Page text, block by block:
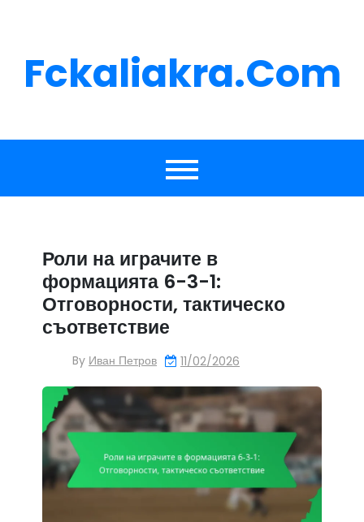
Fckaliakra.com
Роли на играчите в
формацията 6-3-1:
Отговорности, тактическо
съответствие
By Иван Петров 11/02/2026